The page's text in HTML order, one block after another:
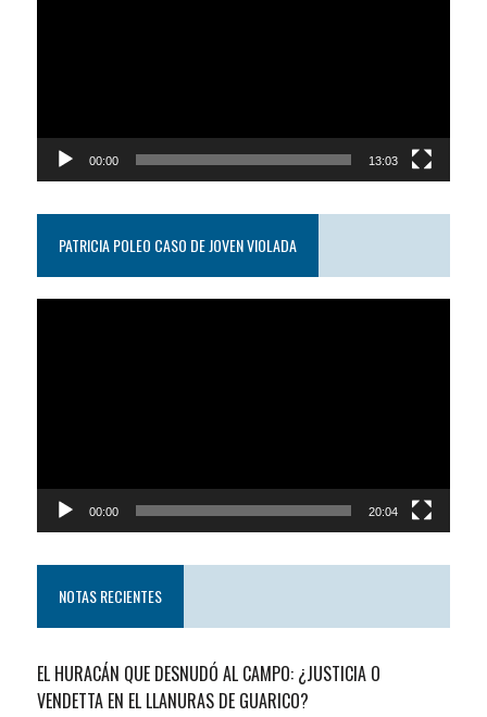
00:00 13:03
PATRICIA POLEO CASO DE JOVEN VIOLADA
00:00 20:04
NOTAS RECIENTES
EL HURACÁN QUE DESNUDÓ AL CAMPO: ¿JUSTICIA O
VENDETTA EN EL LLANURAS DE GUARICO?